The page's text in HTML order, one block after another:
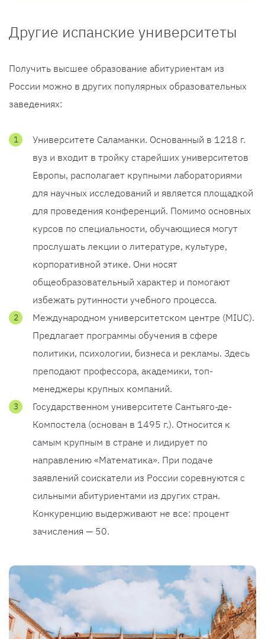
Другие испанские университеты
Получить высшее образование абитуриентам из
России можно в других популярных образовательных
заведениях:
Университете Саламанки. Основанный в 1218 г.
вуз и входит в тройку старейших университетов
Европы, располагает крупными лабораториями
для научных исследований и является площадкой
для проведения конференций. Помимо основных
курсов по специальности, обучающиеся могут
прослушать лекции о литературе, культуре,
корпоративной этике. Они носят
общеобразовательный характер и помогают
избежать рутинности учебного процесса.
Международном университетском центре (MIUC).
Предлагает программы обучения в сфере
политики, психологии, бизнеса и рекламы. Здесь
преподают профессора, академики, топ-
менеджеры крупных компаний.
Государственном университете Сантьяго-де-
Компостела (основан в 1495 г.). Относится к
самым крупным в стране и лидирует по
направлению «Математика». При подаче
заявлений соискатели из России соревнуются с
сильными абитуриентами из других стран.
Конкуренцию выдерживают не все: процент
зачисления — 50.